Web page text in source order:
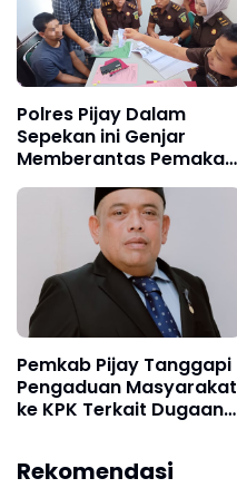
Polres Pijay Dalam
Sepekan ini Genjar
Memberantas Pemakai
Penyalahgunaan
Narkotika & Peredaran
Gelap Narkoba
Pemkab Pijay Tanggapi
Pengaduan Masyarakat
ke KPK Terkait Dugaan
Rekomendasi